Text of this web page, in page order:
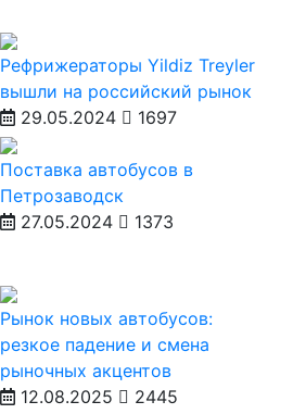
Рефрижераторы Yildiz Treyler
вышли на российский рынок
29.05.2024
1697
Поставка автобусов в
Петрозаводск
27.05.2024
1373
Рынок новых автобусов:
резкое падение и смена
рыночных акцентов
12.08.2025
2445